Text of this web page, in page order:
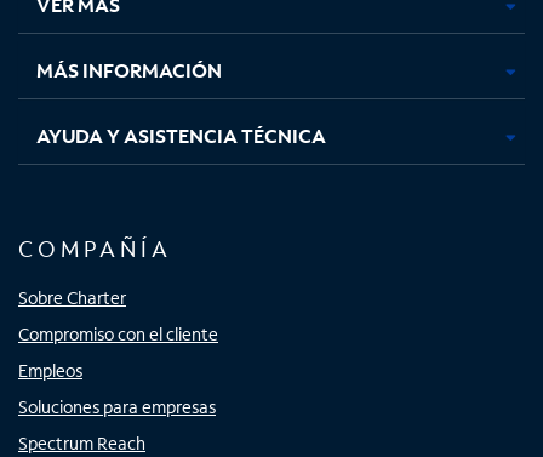
pestaña
nueva
pestaña
nueva
pestaña
nuevanueva
MÁS INFORMACIÓN
AYUDA Y ASISTENCIA TÉCNICA
COMPAÑÍA
Sobre Charter
Compromiso con el cliente
Empleos
Soluciones para empresas
Spectrum Reach